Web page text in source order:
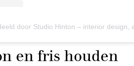
en fris houden